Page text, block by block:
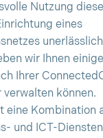
Nutzung
eines
wir Ihnen
Ihrer
können.
eine Kombination
und ICT-